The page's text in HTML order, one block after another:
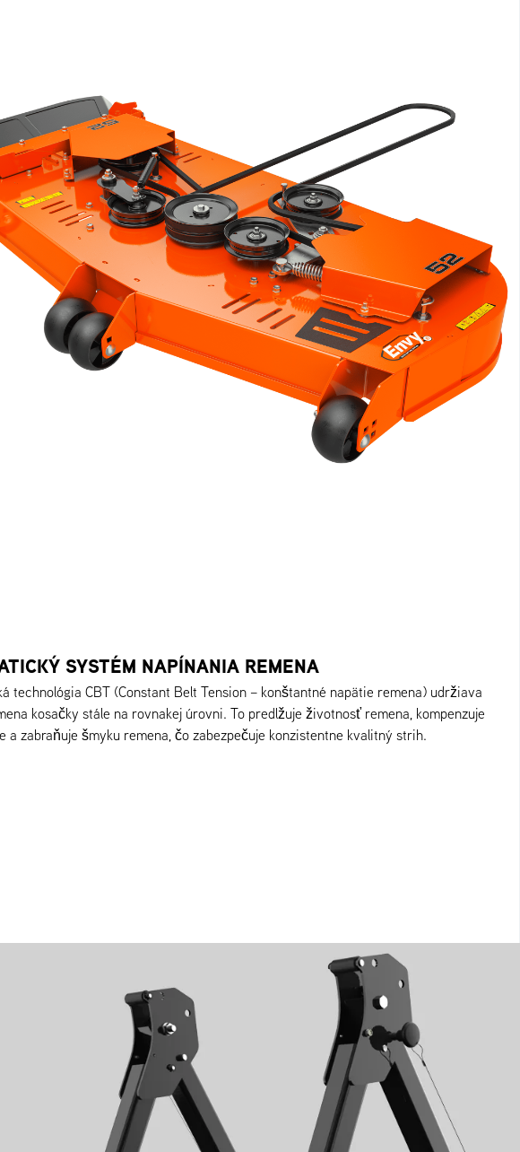
SYSTÉM NAPÍNANIA REMENA
technológia CBT (Constant Belt Tension – konštantné napätie remena) udržiava
kosačky stále na rovnakej úrovni. To predlžuje životnosť remena, kompenzuje
a zabraňuje šmyku remena, čo zabezpečuje konzistentne kvalitný strih.